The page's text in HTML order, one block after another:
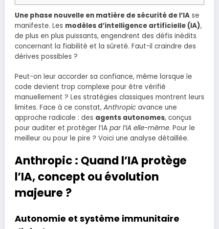
Une phase nouvelle en matière de sécurité de l’IA se
manifeste. Les modèles d’intelligence artificielle (IA),
de plus en plus puissants, engendrent des défis inédits
concernant la fiabilité et la sûreté. Faut-il craindre des
dérives possibles ?
Peut-on leur accorder sa confiance, même lorsque le
code devient trop complexe pour être vérifié
manuellement ? Les stratégies classiques montrent leurs
limites. Face à ce constat, Anthropic avance une
approche radicale : des agents autonomes, conçus
pour auditer et protéger l’IA par l’IA elle-même. Pour le
meilleur ou pour le pire ? Voici une analyse détaillée.
Anthropic : Quand l’IA protège
l’IA, concept ou évolution
majeure ?
Autonomie et système immunitaire